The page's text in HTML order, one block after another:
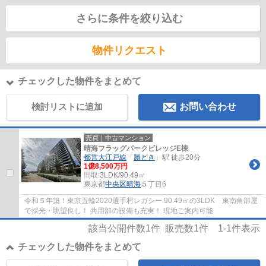
さらに条件を絞り込む
物件リクエスト
チェックした物件をまとめて
検討リストに追加 お問い合わせ
売買｜中古マンション
晴海フラッグパークビレッジE棟
都営大江戸線 「 勝どき 」駅 徒歩20分
1億8,500万円
間取:3LDK/90.49㎡
東京都中央区晴海 ５丁目6
令和５年築！東京五輪2020選手村レガシー 90.49㎡の3LDK 東南角部屋
で採光・眺望良し！ 共用部の設備も充実！ 現地ご案内可能
該当公開件数1件 販売数1件 1-1件表示
チェックした物件をまとめて